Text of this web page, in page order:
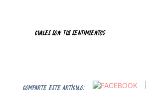
CUALES SON TUS SENTIMIENTOS
COMPARTE ESTE ARTÍCULO: